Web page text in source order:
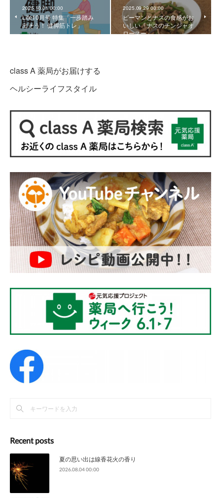
2025.10.01 00:00
Life10月号 特集「一歩踏み
出そう！ 健脚筋トレ」
2025.09.29 00:00
ピーマンとナスの食感がお
いしい「ナスのチンジャオ
ロースー」
class A 薬局がお届けする
ヘルシーライフスタイル
Recent posts
夏の思い出は線香花火の香り
2026.08.04 00:00